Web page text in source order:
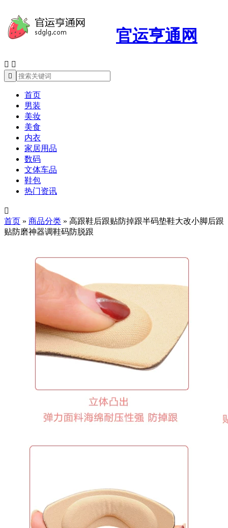
官运亨通网
 

首页
男装
美妆
美食
内衣
家居用品
数码
文体车品
鞋包
热门资讯

首页 » 商品分类 » 高跟鞋后跟贴防掉跟半码垫鞋大改小脚后跟
贴防磨神器调鞋码防脱跟